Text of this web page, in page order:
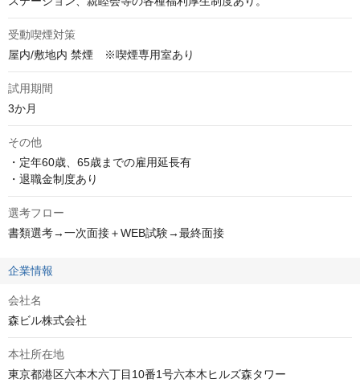
受動喫煙対策
屋内/敷地内 禁煙　※喫煙専用室あり
試用期間
3か月
その他
・定年60歳、65歳までの雇用延長有
・退職金制度あり
選考フロー
書類選考→一次面接＋WEB試験→最終面接
企業情報
会社名
森ビル株式会社
本社所在地
東京都港区六本木六丁目10番1号六本木ヒルズ森タワー